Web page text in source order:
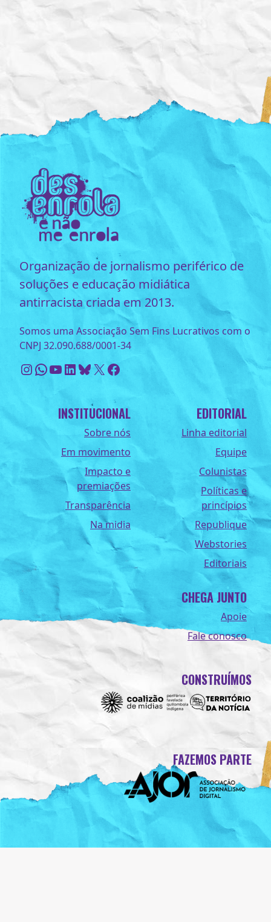
Organização de jornalismo periférico de
soluções e educação midiática
antirracista criada em 2013.
Somos uma Associação Sem Fins Lucrativos com o
CNPJ 32.090.688/0001-34
Instagram
WhatsApp
Youtube
LinkedIn
Bluesky
X Facebook
INSTITUCIONAL
Sobre nós
Em movimento
Impacto e
premiações
Transparência
Na midia
EDITORIAL
Linha editorial
Equipe
Colunistas
Políticas e
princípios
Republique
Webstories
Editoriais
CHEGA JUNTO
Apoie
Fale conosco
CONSTRUÍMOS
FAZEMOS PARTE